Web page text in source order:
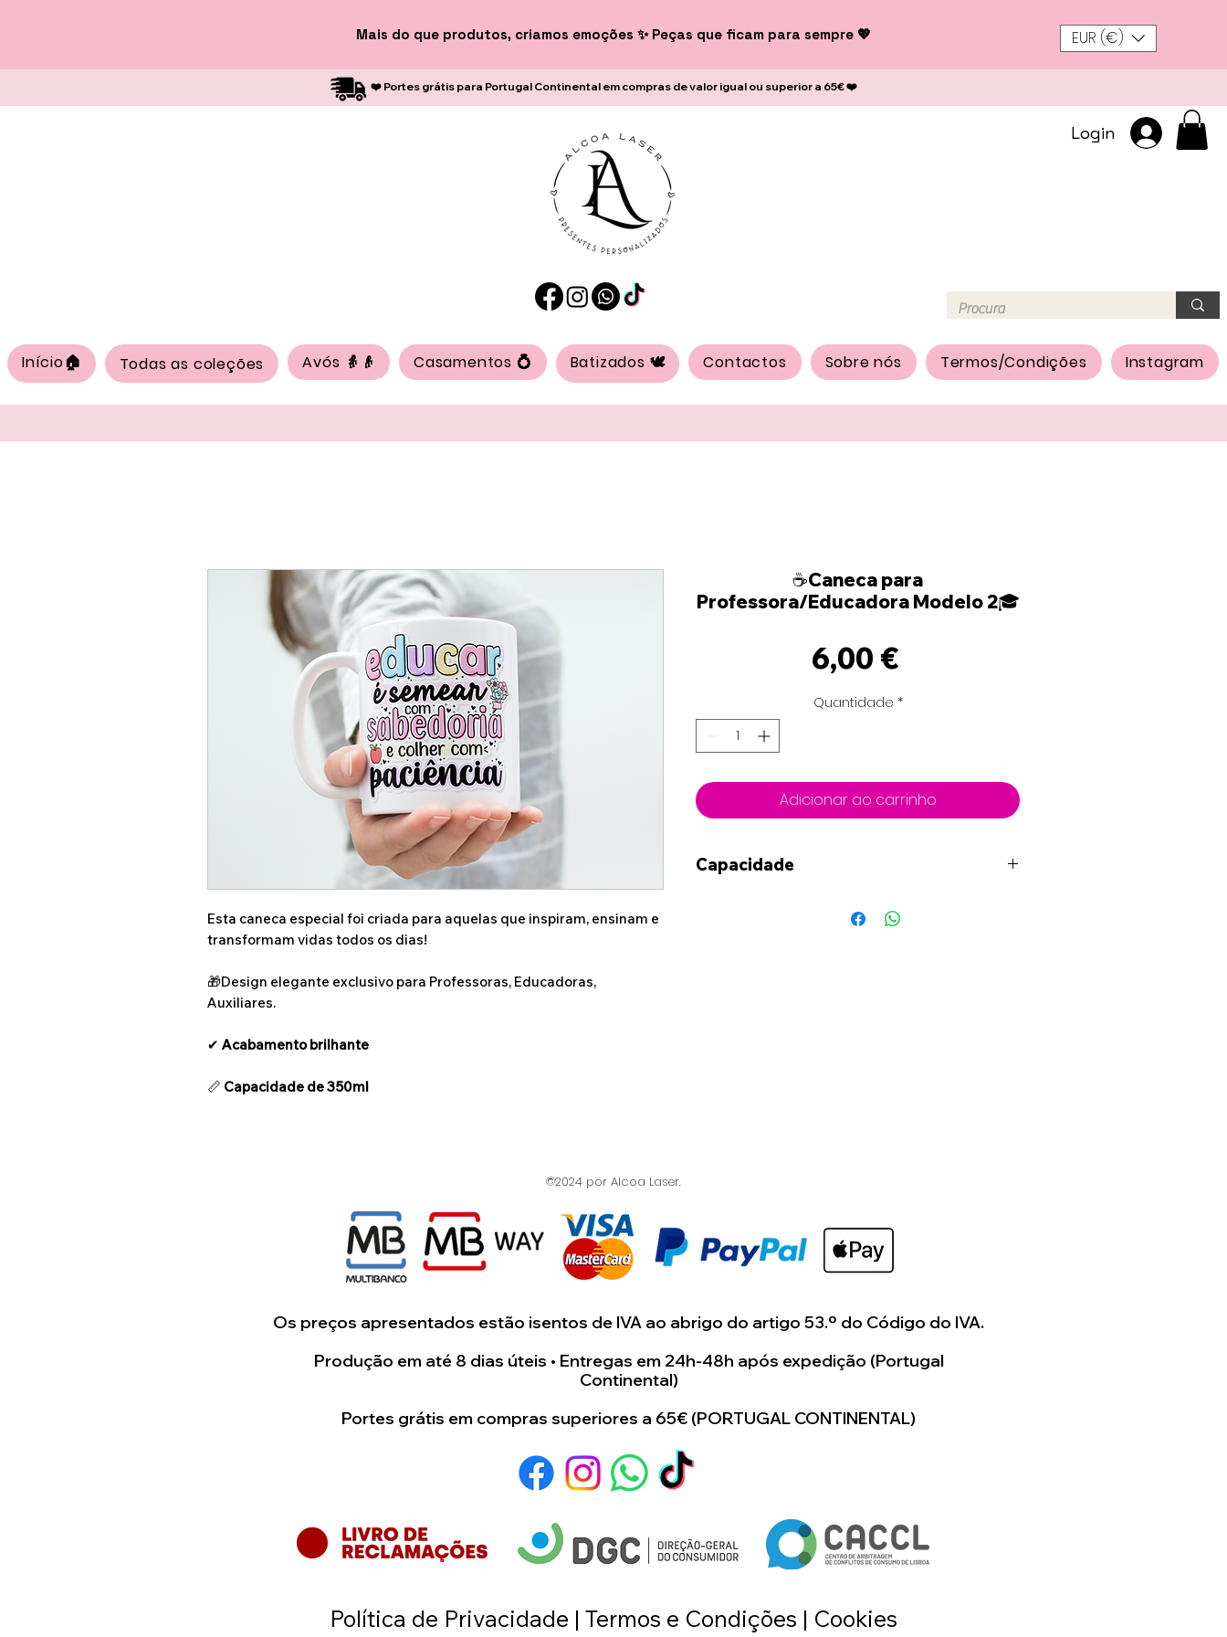
Mais do que produtos, criamos emoções ✨ Peças que ficam para sempre 💖 EUR (€)
❤️ Portes grátis para Portugal Continental em compras de valor igual ou superior a 65€ ❤️
Login
Início🏠 Todas as coleções Avós 👵👴 Casamentos 💍 Batizados 🕊️ Contactos Sobre nós Termos/Condições Instagram
Esta caneca especial foi criada para aquelas que inspiram, ensinam e
transformam vidas todos os dias!
🎁Design elegante exclusivo para Professoras, Educadoras,
Auxiliares.
✔ Acabamento brilhante
📏 Capacidade de 350ml
☕Caneca para
Professora/Educadora Modelo 2🎓
6,00 €
Quantidade *
Adicionar ao carrinho
Capacidade
©2024 por Alcoa Laser.
Os preços apresentados estão isentos de IVA ao abrigo do artigo 53.º do Código do IVA.
Produção em até 8 dias úteis • Entregas em 24h-48h após expedição (Portugal
Continental)
Portes grátis em compras superiores a 65€ (PORTUGAL CONTINENTAL)
Política de Privacidade | Termos e Condições | Cookies